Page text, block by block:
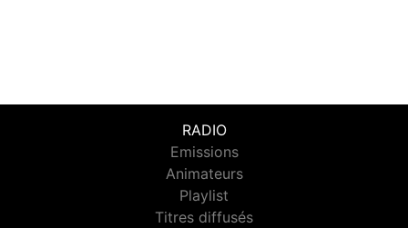
RADIO
Emissions
Animateurs
Playlist
Titres diffusés